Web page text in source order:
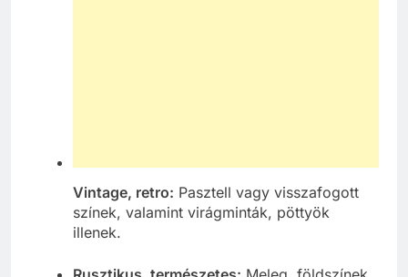
Vintage, retro: Pasztell vagy visszafogott
színek, valamint virágminták, pöttyök
illenek.